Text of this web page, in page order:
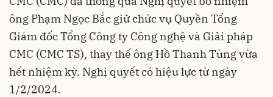
ông Phạm Ngọc Bắc giữ chức vụ Quyền Tổng
Giám đốc Tổng Công ty Công nghệ và Giải pháp
CMC (CMC TS), thay thế ông Hồ Thanh Tùng vừa
hết nhiệm kỳ. Nghị quyết có hiệu lực từ ngày
1/2/2024.